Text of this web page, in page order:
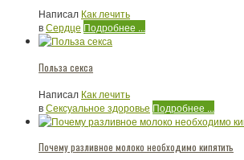
Написал Как лечить
вСердце Подробнее ...
Польза секса
Написал Как лечить
вСексуальное здоровье Подробнее ...
Почему разливное молоко необходимо кипятить